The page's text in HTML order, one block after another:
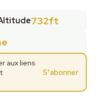
732ft
aux liens
S'abonner